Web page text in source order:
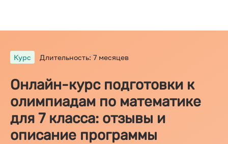
Курс Длительность: 7 месяцев
Онлайн-курс подготовки к
олимпиадам по математике
для 7 класса: отзывы и
описание программы